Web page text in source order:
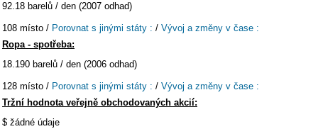
92.18 barelů / den (2007 odhad)
108 místo / Porovnat s jinými státy : / Vývoj a změny v čase :
Ropa - spotřeba:
18.190 barelů / den (2006 odhad)
128 místo / Porovnat s jinými státy : / Vývoj a změny v čase :
Tržní hodnota veřejně obchodovaných akcií:
$ žádné údaje